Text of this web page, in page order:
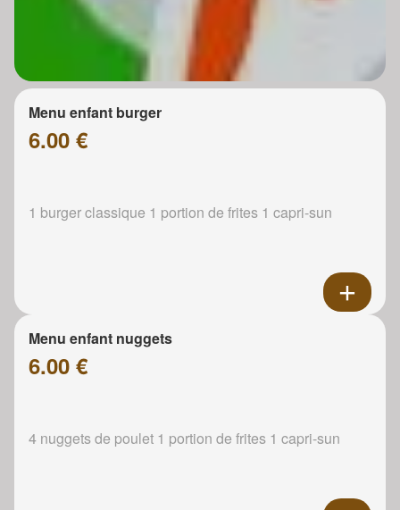
Menu enfant burger
6.00 €
1 burger classique 1 portion de frites 1 capri-sun
Menu enfant nuggets
6.00 €
4 nuggets de poulet 1 portion de frites 1 capri-sun